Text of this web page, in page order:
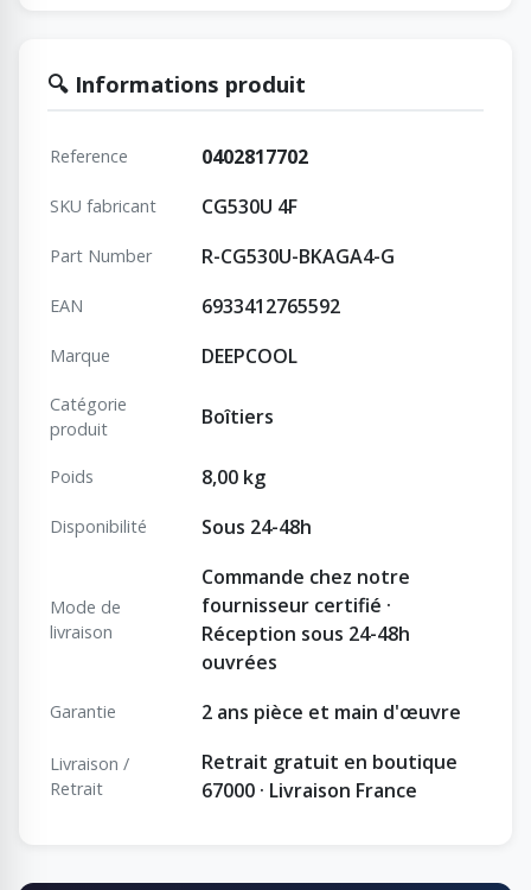
🔍 Informations produit
Reference 0402817702
SKU fabricant CG530U 4F
Part Number R-CG530U-BKAGA4-G
EAN 6933412765592
Marque DEEPCOOL
Catégorie
produit
Boîtiers
Poids 8,00 kg
Disponibilité Sous 24-48h
Mode de
livraison
Commande chez notre
fournisseur certifié ·
Réception sous 24-48h
ouvrées
Garantie 2 ans pièce et main d'œuvre
Livraison /
Retrait
Retrait gratuit en boutique
67000 · Livraison France